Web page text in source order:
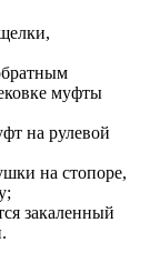
муфты
на рулевой
на стопоре,
закаленный